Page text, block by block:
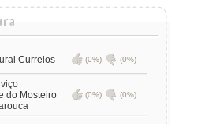
Currelos (0%) (0%)
do Mosteiro
(0%) (0%)